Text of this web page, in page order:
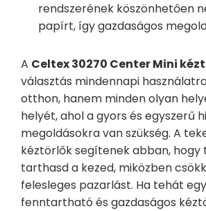
rendszerének köszönhetően
papírt, így gazdaságos
A Celtex 30270 Center Mini
választás mindennapi
otthon, hanem minden olyan
helyét, ahol a gyors és egyszerű
megoldásokra van szükség. A
kéztörlők segítenek abban, hogy
tarthasd a kezed, miközben
felesleges pazarlást. Ha tehát
fenntartható és gazdaságos